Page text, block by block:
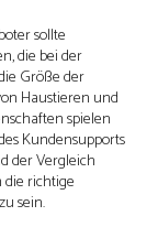
sollte
die bei der
Größe der
Haustieren und
spielen
Kundensupports
der Vergleich
die richtige
sein.